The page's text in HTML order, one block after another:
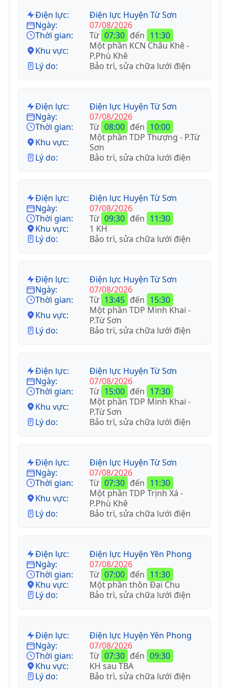
Điện lực:
Điện lực Huyện Từ Sơn
Ngày:
07/08/2026
Thời gian:
Từ 07:30 đến 11:30
Khu vực:
Một phần KCN Châu Khê -
P.Phù Khê
Lý do:
Bảo trì, sửa chữa lưới điện
Điện lực:
Điện lực Huyện Từ Sơn
Ngày:
07/08/2026
Thời gian:
Từ 08:00 đến 10:00
Khu vực:
Một phần TDP Thượng - P.Từ
Sơn
Lý do:
Bảo trì, sửa chữa lưới điện
Điện lực:
Điện lực Huyện Từ Sơn
Ngày:
07/08/2026
Thời gian:
Từ 09:30 đến 11:30
Khu vực:
1 KH
Lý do:
Bảo trì, sửa chữa lưới điện
Điện lực:
Điện lực Huyện Từ Sơn
Ngày:
07/08/2026
Thời gian:
Từ 13:45 đến 15:30
Khu vực:
Một phần TDP Minh Khai -
P.Từ Sơn
Lý do:
Bảo trì, sửa chữa lưới điện
Điện lực:
Điện lực Huyện Từ Sơn
Ngày:
07/08/2026
Thời gian:
Từ 15:00 đến 17:30
Khu vực:
Một phần TDP Minh Khai -
P.Từ Sơn
Lý do:
Bảo trì, sửa chữa lưới điện
Điện lực:
Điện lực Huyện Từ Sơn
Ngày:
07/08/2026
Thời gian:
Từ 07:30 đến 11:30
Khu vực:
Một phần TDP Trịnh Xá -
P.Phù Khê
Lý do:
Bảo trì, sửa chữa lưới điện
Điện lực:
Điện lực Huyện Yên Phong
Ngày:
07/08/2026
Thời gian:
Từ 07:00 đến 11:30
Khu vực:
Một phần thôn Đại Chu
Lý do:
Bảo trì, sửa chữa lưới điện
Điện lực:
Điện lực Huyện Yên Phong
Ngày:
07/08/2026
Thời gian:
Từ 07:30 đến 09:30
Khu vực:
KH sau TBA
Lý do:
Bảo trì, sửa chữa lưới điện